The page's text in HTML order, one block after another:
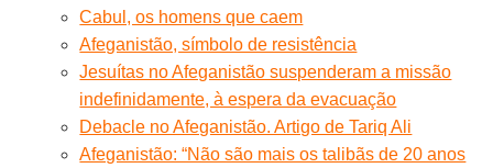
Cabul, os homens que caem
Afeganistão, símbolo de resistência
Jesuítas no Afeganistão suspenderam a missão
indefinidamente, à espera da evacuação
Debacle no Afeganistão. Artigo de Tariq Ali
Afeganistão: “Não são mais os talibãs de 20 anos